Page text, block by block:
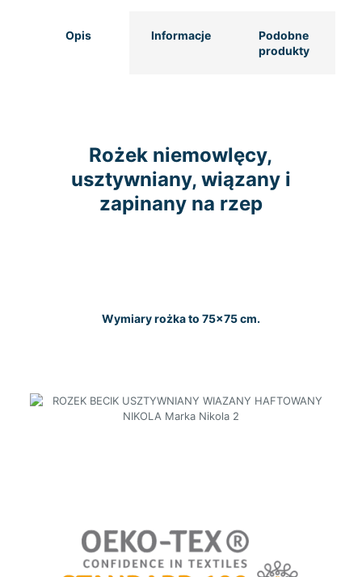
Opis Informacje
Podobne
produkty
Rożek niemowlęcy,
usztywniany, wiązany i
zapinany na rzep
Wymiary rożka to 75×75 cm.